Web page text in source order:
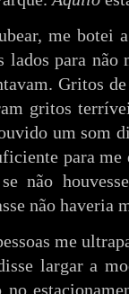
botei a
lados para
Gritos
gritos
um som
para
não
não haveria
me
largar a